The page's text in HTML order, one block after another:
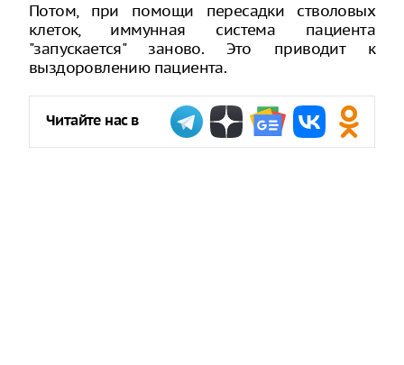
Потом, при помощи пересадки стволовых
клеток, иммунная система пациента
"запускается" заново. Это приводит к
выздоровлению пациента.
Читайте нас в